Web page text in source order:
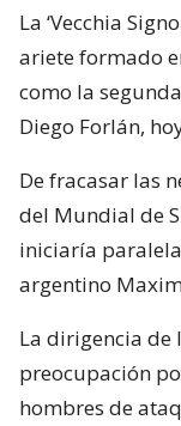
La ‘Vecchia
ariete formado
como la
Diego Forlán,
De fracasar las
del Mundial de
iniciaría
argentino
La dirigencia de
preocupación
hombres de